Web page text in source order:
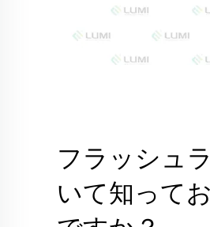
フラッシュ
いて知って